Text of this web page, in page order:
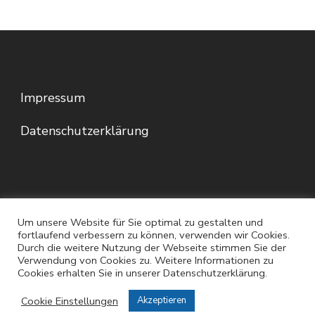
Impressum
Datenschutzerklärung
© Copyright 2026 . Alle Rechte vorbehalten.
Präsentiert vonWordPress
Um unsere Website für Sie optimal zu gestalten und
fortlaufend verbessern zu können, verwenden wir Cookies.
Durch die weitere Nutzung der Webseite stimmen Sie der
Verwendung von Cookies zu. Weitere Informationen zu
Cookies erhalten Sie in unserer Datenschutzerklärung.
Cookie Einstellungen
Akzeptieren